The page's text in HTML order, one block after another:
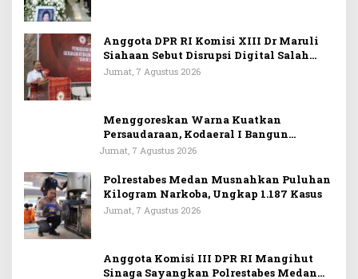
Anggota DPR RI Komisi XIII Dr Maruli
Siahaan Sebut Disrupsi Digital Salah
Satu Tantangan Dalam Memperkuat
Jumat, 7 Agustus 2026
Menggoreskan Warna Kuatkan
Persaudaraan, Kodaeral I Bangun
Kedekatan Dengan Masyarakat Pesisir
Jumat, 7 Agustus 2026
Polrestabes Medan Musnahkan Puluhan
Kilogram Narkoba, Ungkap 1.187 Kasus
Jumat, 7 Agustus 2026
Anggota Komisi III DPR RI Mangihut
Sinaga Sayangkan Polrestabes Medan